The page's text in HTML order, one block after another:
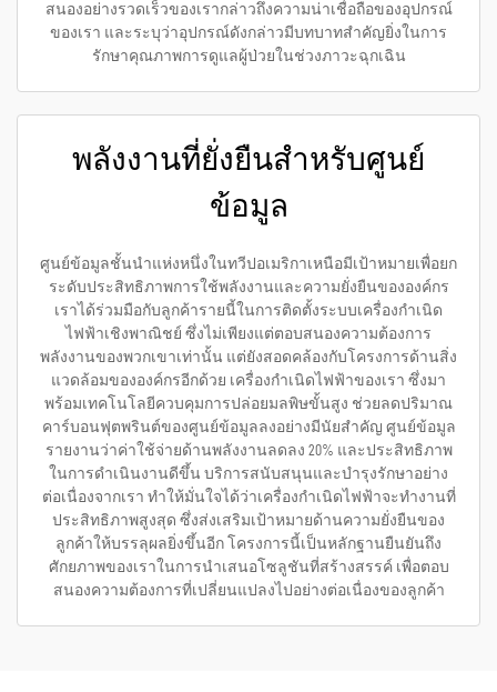
สนองอย่างรวดเร็วของเรากล่าวถึงความน่าเชื่อถือของอุปกรณ์
ของเรา และระบุว่าอุปกรณ์ดังกล่าวมีบทบาทสำคัญยิ่งในการ
รักษาคุณภาพการดูแลผู้ป่วยในช่วงภาวะฉุกเฉิน
พลังงานที่ยั่งยืนสำหรับศูนย์
ข้อมูล
ศูนย์ข้อมูลชั้นนำแห่งหนึ่งในทวีปอเมริกาเหนือมีเป้าหมายเพื่อยก
ระดับประสิทธิภาพการใช้พลังงานและความยั่งยืนขององค์กร
เราได้ร่วมมือกับลูกค้ารายนี้ในการติดตั้งระบบเครื่องกำเนิด
ไฟฟ้าเชิงพาณิชย์ ซึ่งไม่เพียงแต่ตอบสนองความต้องการ
พลังงานของพวกเขาเท่านั้น แต่ยังสอดคล้องกับโครงการด้านสิ่ง
แวดล้อมขององค์กรอีกด้วย เครื่องกำเนิดไฟฟ้าของเรา ซึ่งมา
พร้อมเทคโนโลยีควบคุมการปล่อยมลพิษขั้นสูง ช่วยลดปริมาณ
คาร์บอนฟุตพรินต์ของศูนย์ข้อมูลลงอย่างมีนัยสำคัญ ศูนย์ข้อมูล
รายงานว่าค่าใช้จ่ายด้านพลังงานลดลง 20% และประสิทธิภาพ
ในการดำเนินงานดีขึ้น บริการสนับสนุนและบำรุงรักษาอย่าง
ต่อเนื่องจากเรา ทำให้มั่นใจได้ว่าเครื่องกำเนิดไฟฟ้าจะทำงานที่
ประสิทธิภาพสูงสุด ซึ่งส่งเสริมเป้าหมายด้านความยั่งยืนของ
ลูกค้าให้บรรลุผลยิ่งขึ้นอีก โครงการนี้เป็นหลักฐานยืนยันถึง
ศักยภาพของเราในการนำเสนอโซลูชันที่สร้างสรรค์ เพื่อตอบ
สนองความต้องการที่เปลี่ยนแปลงไปอย่างต่อเนื่องของลูกค้า